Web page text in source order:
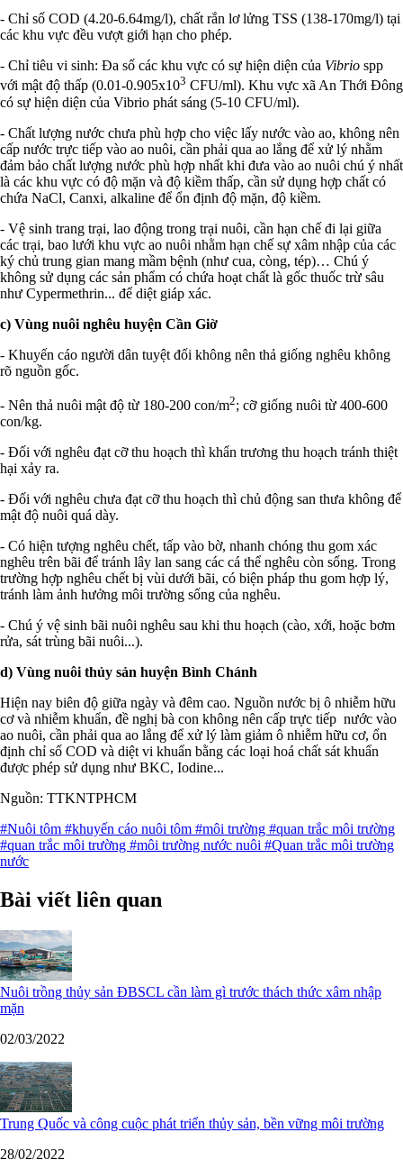
- Chỉ số COD (4.20-6.64mg/l), chất rắn lơ lửng TSS (138-170mg/l) tại
các khu vực đều vượt giới hạn cho phép.
- Chỉ tiêu vi sinh: Đa số các khu vực có sự hiện diện của Vibrio spp
với mật độ thấp (0.01-0.905x103 CFU/ml). Khu vực xã An Thới Đông
có sự hiện diện của Vibrio phát sáng (5-10 CFU/ml).
- Chất lượng nước chưa phù hợp cho việc lấy nước vào ao, không nên
cấp nước trực tiếp vào ao nuôi, cần phải qua ao lắng để xử lý nhằm
đảm bảo chất lượng nước phù hợp nhất khi đưa vào ao nuôi chú ý nhất
là các khu vực có độ mặn và độ kiềm thấp, cần sử dụng hợp chất có
chứa NaCl, Canxi, alkaline để ổn định độ mặn, độ kiềm.
- Vệ sinh trang trại, lao động trong trại nuôi, cần hạn chế đi lại giữa
các trại, bao lưới khu vực ao nuôi nhằm hạn chế sự xâm nhập của các
ký chủ trung gian mang mầm bệnh (như cua, còng, tép)… Chú ý
không sử dụng các sản phẩm có chứa hoạt chất là gốc thuốc trừ sâu
như Cypermethrin... để diệt giáp xác.
c) Vùng nuôi nghêu huyện Cần Giờ
- Khuyến cáo người dân tuyệt đối không nên thả giống nghêu không
rõ nguồn gốc.
- Nên thả nuôi mật độ từ 180-200 con/m2; cỡ giống nuôi từ 400-600
con/kg.
- Đối với nghêu đạt cỡ thu hoạch thì khẩn trương thu hoạch tránh thiệt
hại xảy ra.
- Đối với nghêu chưa đạt cỡ thu hoạch thì chủ động san thưa không để
mật độ nuôi quá dày.
- Có hiện tượng nghêu chết, tấp vào bờ, nhanh chóng thu gom xác
nghêu trên bãi để tránh lây lan sang các cá thể nghêu còn sống. Trong
trường hợp nghêu chết bị vùi dưới bãi, có biện pháp thu gom hợp lý,
tránh làm ảnh hưởng môi trường sống của nghêu.
- Chú ý vệ sinh bãi nuôi nghêu sau khi thu hoạch (cào, xới, hoặc bơm
rửa, sát trùng bãi nuôi...).
d) Vùng nuôi thủy sản huyện Bình Chánh
Hiện nay biên độ giữa ngày và đêm cao. Nguồn nước bị ô nhiễm hữu
cơ và nhiễm khuẩn, đề nghị bà con không nên cấp trực tiếp nước vào
ao nuôi, cần phải qua ao lắng để xử lý làm giảm ô nhiễm hữu cơ, ổn
định chỉ số COD và diệt vi khuẩn bằng các loại hoá chất sát khuẩn
được phép sử dụng như BKC, Iodine...
Nguồn: TTKNTPHCM
#Nuôi tôm #khuyến cáo nuôi tôm #môi trường #quan trắc môi trường
#quan trắc môi trường #môi trường nước nuôi #Quan trắc môi trường
nước
Bài viết liên quan
Nuôi trồng thủy sản ĐBSCL cần làm gì trước thách thức xâm nhập
mặn
02/03/2022
Trung Quốc và công cuộc phát triển thủy sản, bền vững môi trường
28/02/2022